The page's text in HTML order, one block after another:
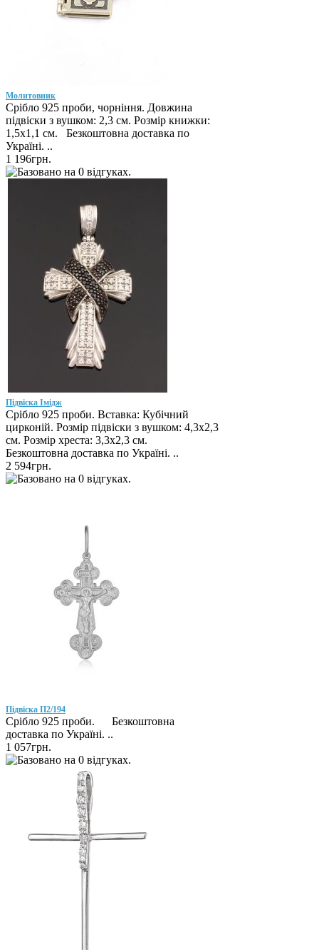
Молитовник
Срібло 925 проби, чорніння. Довжина
підвіски з вушком: 2,3 см. Розмір книжки:
1,5х1,1 см. Безкоштовна доставка по
Україні. ..
1 196грн.
Підвіска Імідж
Срібло 925 проби. Вставка: Кубічний
цирконій. Розмір підвіски з вушком: 4,3х2,3
см. Розмір хреста: 3,3х2,3 см.
Безкоштовна доставка по Україні. ..
2 594грн.
Підвіска П2/194
Срібло 925 проби. Безкоштовна
доставка по Україні. ..
1 057грн.